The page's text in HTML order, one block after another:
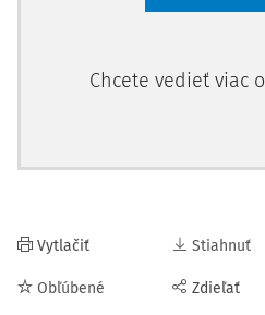
Chcete vedieť viac o
Vytlačiť
Obľúbené
Stiahnuť
Zdieľať